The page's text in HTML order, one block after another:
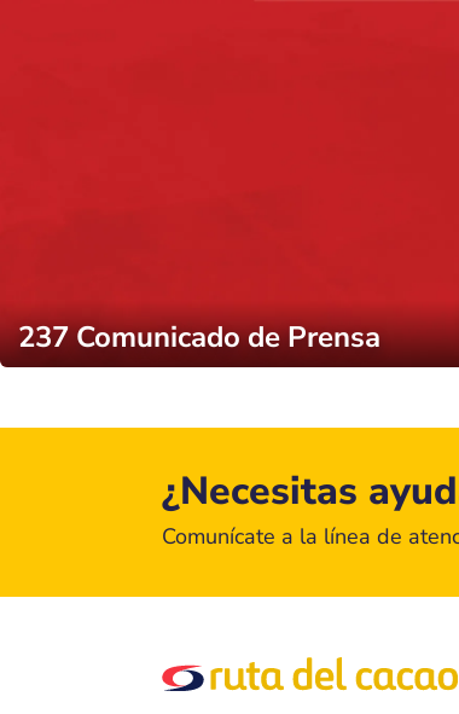
237 Comunicado de Prensa
¿Necesitas
Comunícate a la línea de